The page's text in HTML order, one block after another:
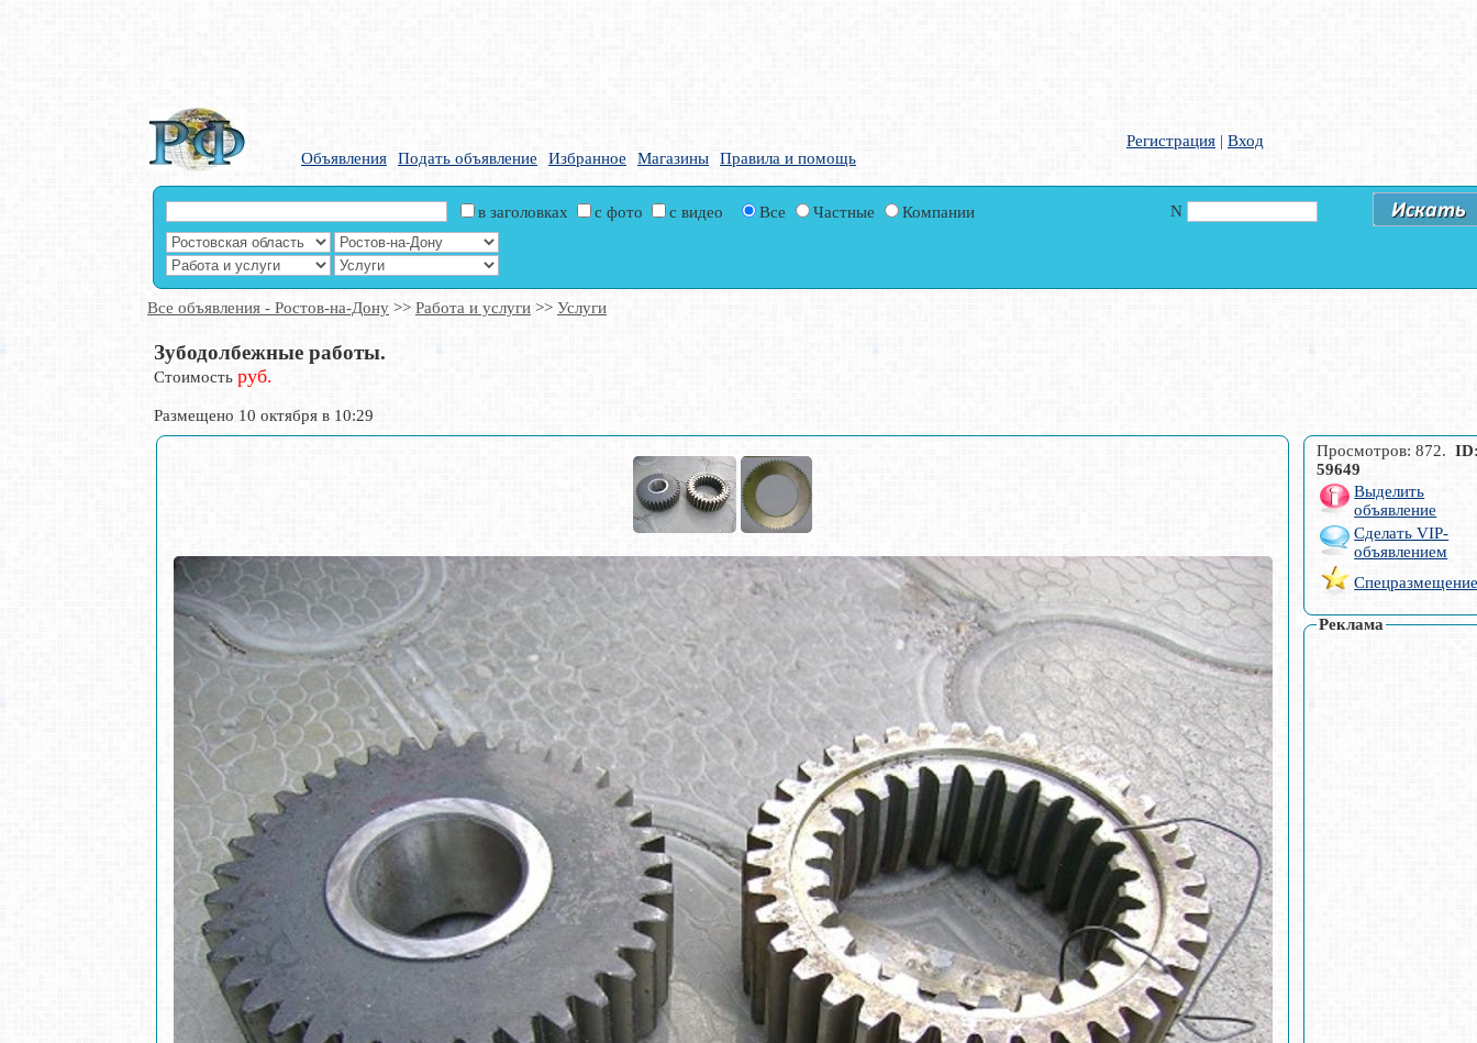
Объявления Подать объявление Избранное Магазины Правила и помощь
Регистрация | Вход
в заголовках с фото Все Частные Компании N
Все объявления - Ростов-на-Дону >> Работа и услуги >> Услуги
Зубодолбежные работы.
Стоимость руб.
Размещено 10 октября в 10:29
Просмотров: 872.
59649
Выделить
объявление
Сделать VIP-
объявлением
Реклама